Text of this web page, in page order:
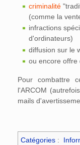
criminalité
(comme la
infractions
d'ordinateurs)
diffusion sur le
ou encore
Pour combattre
l'ARCOM (autrefois
mails
Catégories :